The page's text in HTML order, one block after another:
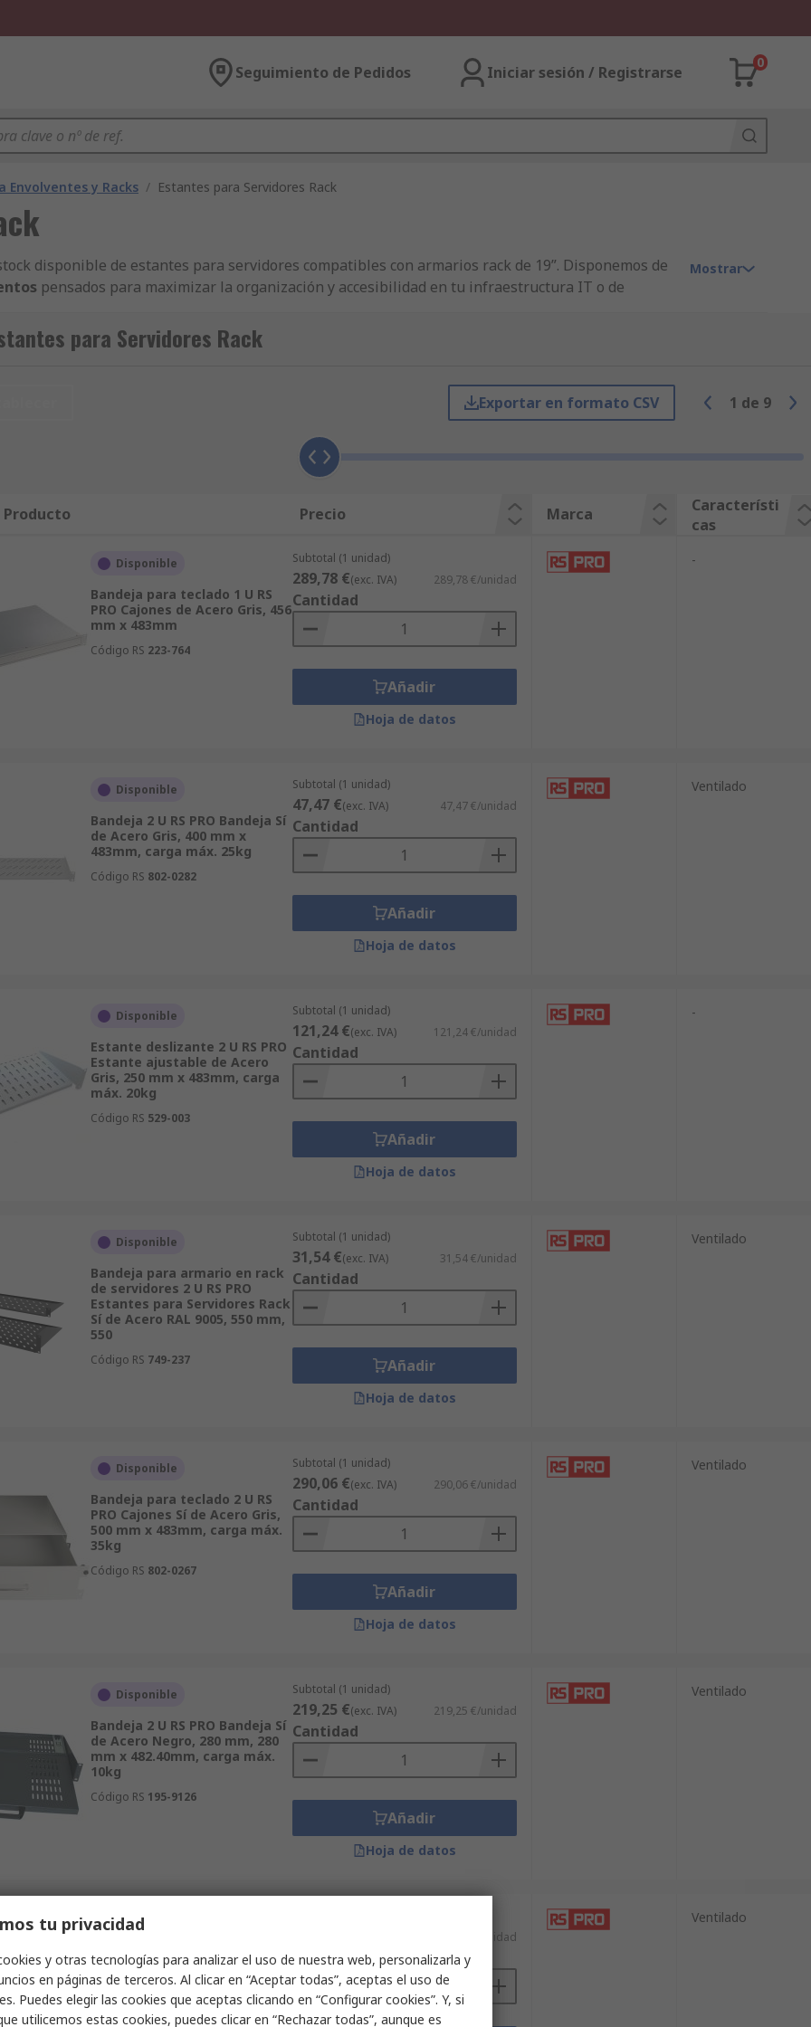
Seguimiento de Pedidos Iniciar sesión / Registrarse
0
Envolventes y Racks / Estantes para Servidores Rack
disponible de estantes para servidores compatibles con armarios rack de 19”. Disponemos de
pensados para maximizar la organización y accesibilidad en tu infraestructura IT o de
para rack 19 pulgadaspara hacerte con la calidad y la eficiencia con todas las garantías de las
de rack.
de marcas líderes en el mercado como StarTech.com, nVent SCHROFF, Legrand y, por
sostenibilidad en
y tipo de instalación en la web.
nuestros clientes.
para servidores rack de 19 pulgadas y hazte con productos de primera calidad. ¡Compra ahora y
Mostrar
para Servidores Rack
Exportar en formato CSV 1 de 9
Producto Precio Marca
Característi
cas
Disponible
Bandeja para teclado 1 U RS
PRO Cajones de Acero Gris, 456
mm x 483mm
Código RS 223-764
Subtotal (1 unidad)
289,78 €(exc. IVA) 289,78 €/unidad
Cantidad
Añadir
Hoja de datos
-
Disponible
Bandeja 2 U RS PRO Bandeja Sí
de Acero Gris, 400 mm x
483mm, carga máx. 25kg
Código RS 802-0282
Subtotal (1 unidad)
47,47 €(exc. IVA) 47,47 €/unidad
Cantidad
Añadir
Hoja de datos
Ventilado
Disponible
Estante deslizante 2 U RS PRO
Estante ajustable de Acero
Gris, 250 mm x 483mm, carga
máx. 20kg
Código RS 529-003
Subtotal (1 unidad)
121,24 €(exc. IVA) 121,24 €/unidad
Cantidad
Añadir
Hoja de datos
-
Disponible
Bandeja para armario en rack
de servidores 2 U RS PRO
Estantes para Servidores Rack
Sí de Acero RAL 9005, 550 mm,
550
Código RS 749-237
Subtotal (1 unidad)
31,54 €(exc. IVA) 31,54 €/unidad
Cantidad
Añadir
Hoja de datos
Ventilado
Disponible
Bandeja para teclado 2 U RS
PRO Cajones Sí de Acero Gris,
500 mm x 483mm, carga máx.
35kg
Código RS 802-0267
Subtotal (1 unidad)
290,06 €(exc. IVA) 290,06 €/unidad
Cantidad
Añadir
Hoja de datos
Ventilado
Disponible
Bandeja 2 U RS PRO Bandeja Sí
de Acero Negro, 280 mm, 280
mm x 482.40mm, carga máx.
10kg
Código RS 195-9126
Subtotal (1 unidad)
219,25 €(exc. IVA) 219,25 €/unidad
Cantidad
Añadir
Hoja de datos
Ventilado
Disponible
Bandeja 1 U RS PRO Bandeja Sí
de Acero Gris, 150 mm x
483mm, carga máx. 25kg
Código RS802-0279
29,33 €/unidad
Cantidad
Ventilado
tu privacidad
y otras tecnologías para analizar el uso de nuestra web, personalizarla y
en páginas de terceros. Al clicar en “Aceptar todas”, aceptas el uso de
Puedes elegir las cookies que aceptas clicando en “Configurar cookies”. Y, si
utilicemos estas cookies, puedes clicar en “Rechazar todas”, aunque es